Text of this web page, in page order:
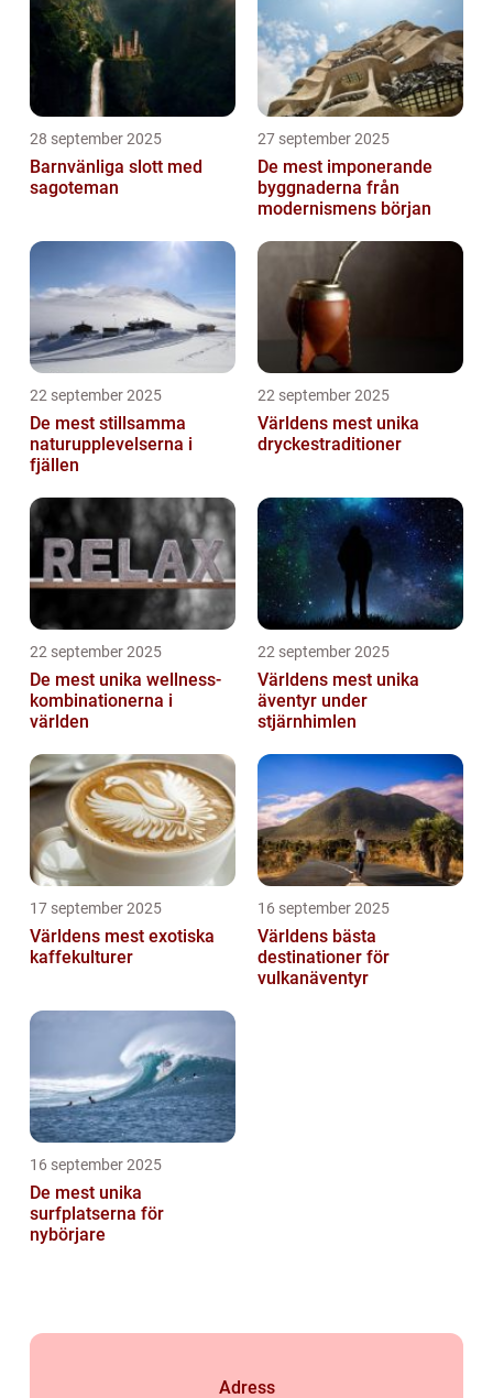
28 september 2025
Barnvänliga slott med
sagoteman
27 september 2025
De mest imponerande
byggnaderna från
modernismens början
22 september 2025
De mest stillsamma
naturupplevelserna i
fjällen
22 september 2025
Världens mest unika
dryckestraditioner
22 september 2025
De mest unika wellness-
kombinationerna i
världen
22 september 2025
Världens mest unika
äventyr under
stjärnhimlen
17 september 2025
Världens mest exotiska
kaffekulturer
16 september 2025
Världens bästa
destinationer för
vulkanäventyr
16 september 2025
De mest unika
surfplatserna för
nybörjare
Adress